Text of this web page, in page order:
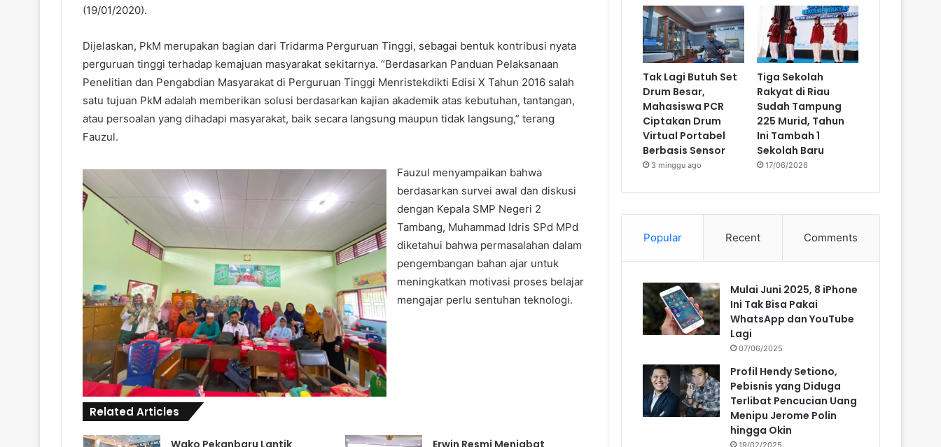
(19/01/2020).
Dijelaskan, PkM merupakan bagian dari Tridarma Perguruan Tinggi, sebagai bentuk kontribusi nyata
perguruan tinggi terhadap kemajuan masyarakat sekitarnya. “Berdasarkan Panduan Pelaksanaan
Penelitian dan Pengabdian Masyarakat di Perguruan Tinggi Menristekdikti Edisi X Tahun 2016 salah
satu tujuan PkM adalah memberikan solusi berdasarkan kajian akademik atas kebutuhan, tantangan,
atau persoalan yang dihadapi masyarakat, baik secara langsung maupun tidak langsung,” terang
Fauzul.
Fauzul menyampaikan bahwa
berdasarkan survei awal dan diskusi
dengan Kepala SMP Negeri 2
Tambang, Muhammad Idris SPd MPd
diketahui bahwa permasalahan dalam
pengembangan bahan ajar untuk
meningkatkan motivasi proses belajar
mengajar perlu sentuhan teknologi.
Related Articles
Tak Lagi Butuh Set
Drum Besar,
Mahasiswa PCR
Ciptakan Drum
Virtual Portabel
Berbasis Sensor
3 minggu ago
Tiga Sekolah
Rakyat di Riau
Sudah Tampung
225 Murid, Tahun
Ini Tambah 1
Sekolah Baru
17/06/2026
Popular Recent Comments
Mulai Juni 2025, 8 iPhone
Ini Tak Bisa Pakai
WhatsApp dan YouTube
Lagi
07/06/2025
Profil Hendy Setiono,
Pebisnis yang Diduga
Terlibat Pencucian Uang
Menipu Jerome Polin
hingga Okin
19/02/2025